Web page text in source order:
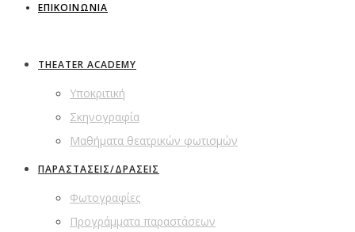
ΕΠΙΚΟΙΝΩΝΙΑ
THEATER ACADEMY
Υποκριτική
Σκηνογραφία
Μαθήματα θεατρικών φωτισμών
ΠΑΡΑΣΤΑΣΕΙΣ/ΔΡΑΣΕΙΣ
Φωτογραφίες
Προγράμματα παραστάσεων